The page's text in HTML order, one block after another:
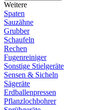
Weitere
Spaten
Sauzähne
Grubber
Schaufeln
Rechen
Fugenreiniger
Sonstige Stielgeräte
Sensen & Sicheln
Sägeräte
Erdballenpressen
Pflanzlochbohrer